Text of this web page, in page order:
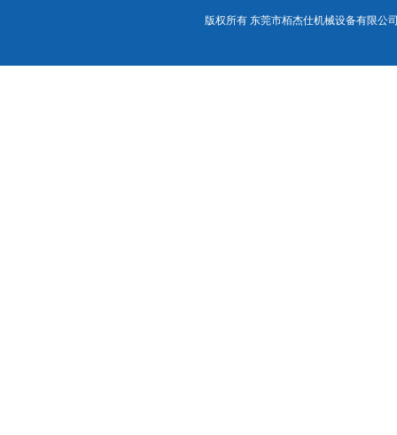
版权所有 东莞市栢杰仕机械设备有限公